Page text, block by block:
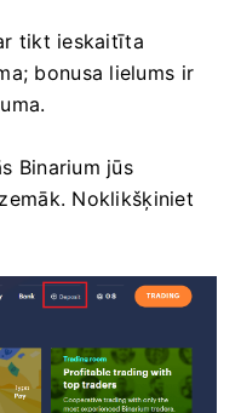
tikt ieskaitīta
bonusa lielums ir
Binarium jūs
Noklikšķiniet